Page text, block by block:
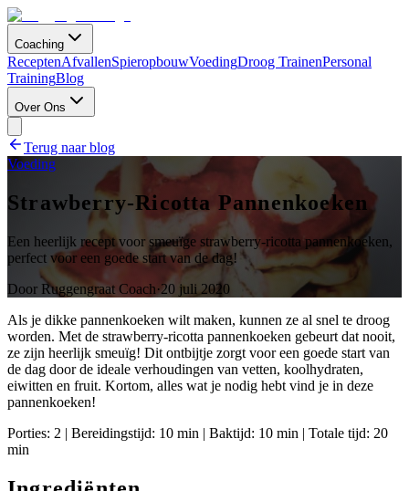
Coaching
ReceptenAfvallenSpieropbouwVoedingDroog TrainenPersonal
TrainingBlog
Over Ons
Terug naar blog
Voeding
Strawberry-Ricotta Pannenkoeken
Een heerlijk recept voor smeuïge strawberry-ricotta pannenkoeken,
perfect voor een goede start van de dag!
Door Ruggengraat Coach·20 juli 2020
Als je dikke pannenkoeken wilt maken, kunnen ze al snel te droog
worden. Met de strawberry-ricotta pannenkoeken gebeurt dat nooit,
ze zijn heerlijk smeuïg! Dit ontbijtje zorgt voor een goede start van
de dag door de ideale verhoudingen van vetten, koolhydraten,
eiwitten en fruit. Kortom, alles wat je nodig hebt vind je in deze
pannenkoeken!
Porties: 2 | Bereidingstijd: 10 min | Baktijd: 10 min | Totale tijd: 20
min